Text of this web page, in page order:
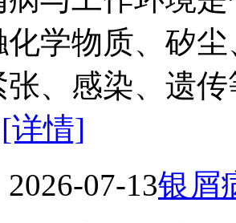
化学物质、矽
张、感染、遗
[详情]
2026-07-13银屑